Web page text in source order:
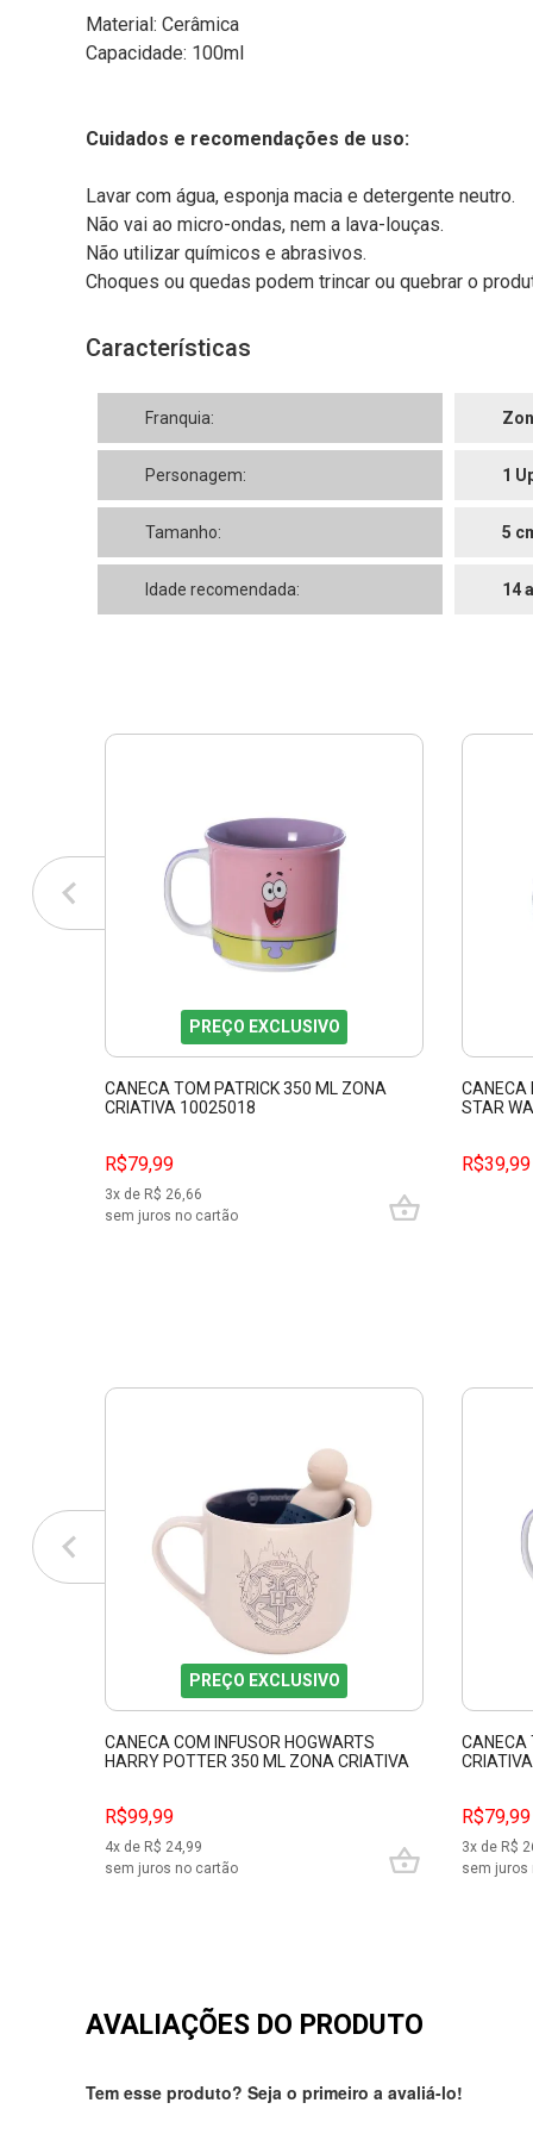
Material: Cerâmica
Capacidade: 100ml
Cuidados e recomendações de uso:
Lavar com água, esponja macia e detergente neutro.
Não vai ao micro-ondas, nem a lava-louças.
Não utilizar químicos e abrasivos.
Choques ou quedas podem trincar ou quebrar o
Características
Franquia:
Personagem: 1
Tamanho: 5
Idade recomendada: 14
PREÇO EXCLUSIVO
CANECA TOM PATRICK 350 ML ZONA
CRIATIVA 10025018
R$79,99
3x de R$ 26,66
sem juros no cartão
CANECA
STAR
R$39,99
PREÇO EXCLUSIVO
CANECA COM INFUSOR HOGWARTS
HARRY POTTER 350 ML ZONA CRIATIVA
R$99,99
4x de R$ 24,99
sem juros no cartão
CANECA
R$79,99
3x de R$
sem juros
AVALIAÇÕES DO PRODUTO
Tem esse produto? Seja o primeiro a avaliá-lo!